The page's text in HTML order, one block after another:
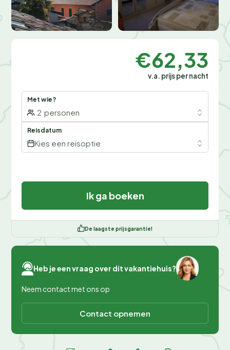
€62,33
v.a. prijs per nacht
Met wie?
2 personen
Reisdatum
Kies een reisoptie
Ik ga boeken
De laagste prijsgarantie!
Heb je een vraag over dit vakantiehuis?
Neem contact met ons op
Contact opnemen